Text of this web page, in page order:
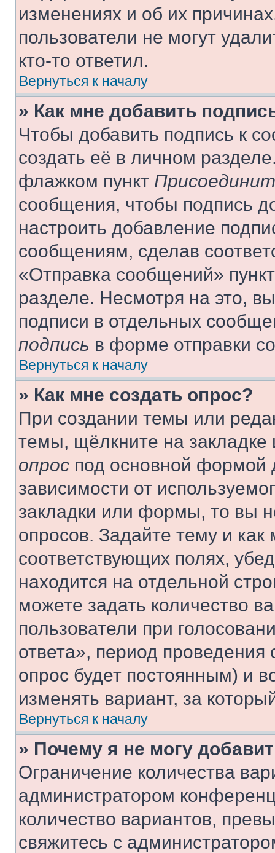
изменениях и об их
пользователи не могут
кто-то ответил.
Вернуться к началу
» Как мне добавить
Чтобы добавить подпись к
создать её в личном
флажком пункт
сообщения, чтобы подпись
настроить добавление
сообщениям, сделав
«Отправка сообщений»
разделе. Несмотря на это,
подписи в отдельных
подпись в форме отправки
Вернуться к началу
» Как мне создать опрос?
При создании темы или
темы, щёлкните на
опрос под основной формой
зависимости от
закладки или формы, то вы
опросов. Задайте тему и
соответствующих полях,
находится на отдельной
можете задать количество
пользователи при
ответа», период проведения
опрос будет постоянным) и
изменять вариант, за
Вернуться к началу
» Почему я не могу
Ограничение количества
администратором
количество вариантов,
свяжитесь с